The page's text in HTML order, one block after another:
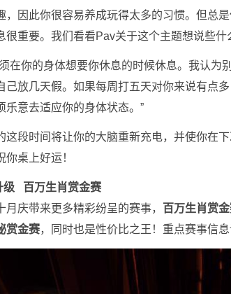
，因此你很容易养成玩得太多的习惯。但总
很重要。我们看看Pav关于这个主题想说些什
在你的身体想要你休息的时候休息。我认为
己放几天假。如果每周打五天对你来说有点
乐意去适应你的身体状态。”
这段时间将让你的大脑重新充电，并使你在
你桌上好运！
百万生肖赏金赛
月庆带来更多精彩纷呈的赛事， 百万生肖赏
赏金赛，同时也是性价比之王！重点赛事信息